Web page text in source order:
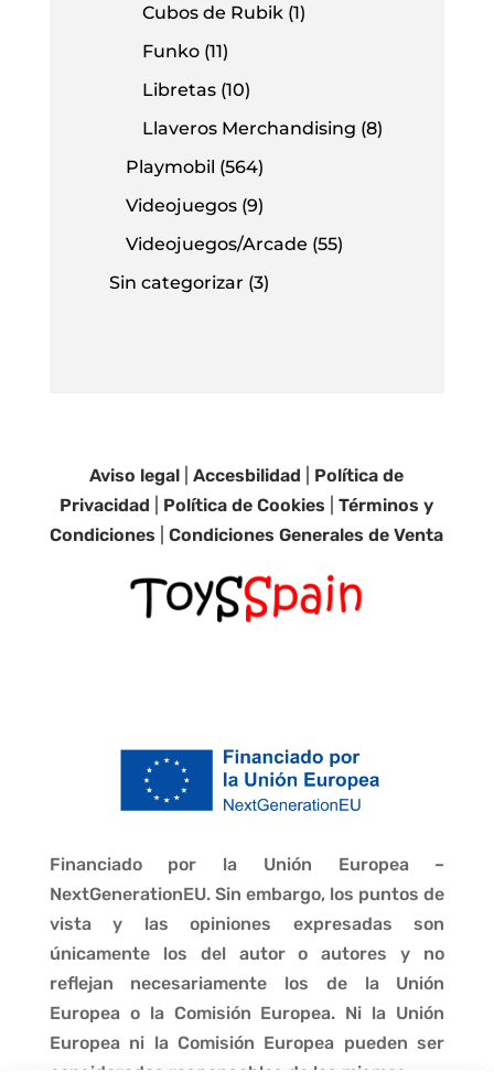
Cubos de Rubik (1)
Funko (11)
Libretas (10)
Llaveros Merchandising (8)
Playmobil (564)
Videojuegos (9)
Videojuegos/Arcade (55)
Sin categorizar (3)
Aviso legal |Accesbilidad
Política de
Privacidad
Política de Cookies |Términos y
Condiciones |Condiciones Generales de Venta
Financiado por la Unión Europea –
NextGenerationEU. Sin embargo, los puntos de
vista y las opiniones expresadas son
únicamente los del autor o autores y no
reflejan necesariamente los de la Unión
Europea o la Comisión Europea. Ni la Unión
Europea ni la Comisión Europea pueden ser